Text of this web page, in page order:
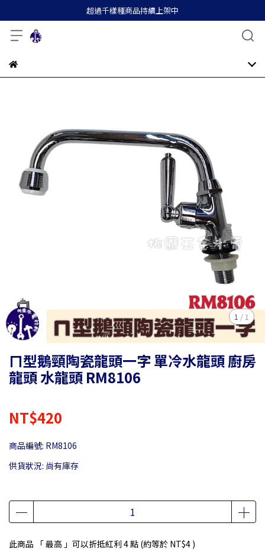
超過千樣種商品持續上架中
1 / 1
ㄇ型鵝頸陶瓷龍頭一字 單冷水龍頭 廚房
龍頭 水龍頭 RM8106
NT$420
商品編號: RM8106
供貨狀況: 尚有庫存
此商品 「 最高 」可以折抵紅利 4點 (約等於 NT$4 )